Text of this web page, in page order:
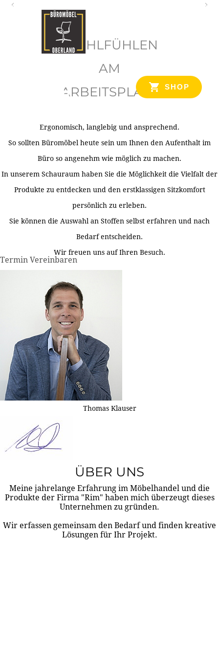
SHOP
WOHLFÜHLEN
AM
ARBEITSPLATZ
Ergonomisch, langlebig und ansprechend.
So sollten Büromöbel heute sein um Ihnen den Aufenthalt im
Büro so angenehm wie möglich zu machen.
In unserem Schauraum haben Sie die Möglichkeit die Vielfalt der
Produkte zu entdecken und den erstklassigen Sitzkomfort
persönlich zu erleben.
Sie können die Auswahl an Stoffen selbst erfahren und nach
Bedarf entscheiden.
Wir freuen uns auf Ihren Besuch.
Termin Vereinbaren
Thomas Klauser
ÜBER UNS
Meine jahrelange Erfahrung im Möbelhandel und die
Produkte der Firma "Rim" haben mich überzeugt dieses
Unternehmen zu gründen.
Wir erfassen gemeinsam den Bedarf und finden kreative
Lösungen für Ihr Projekt.